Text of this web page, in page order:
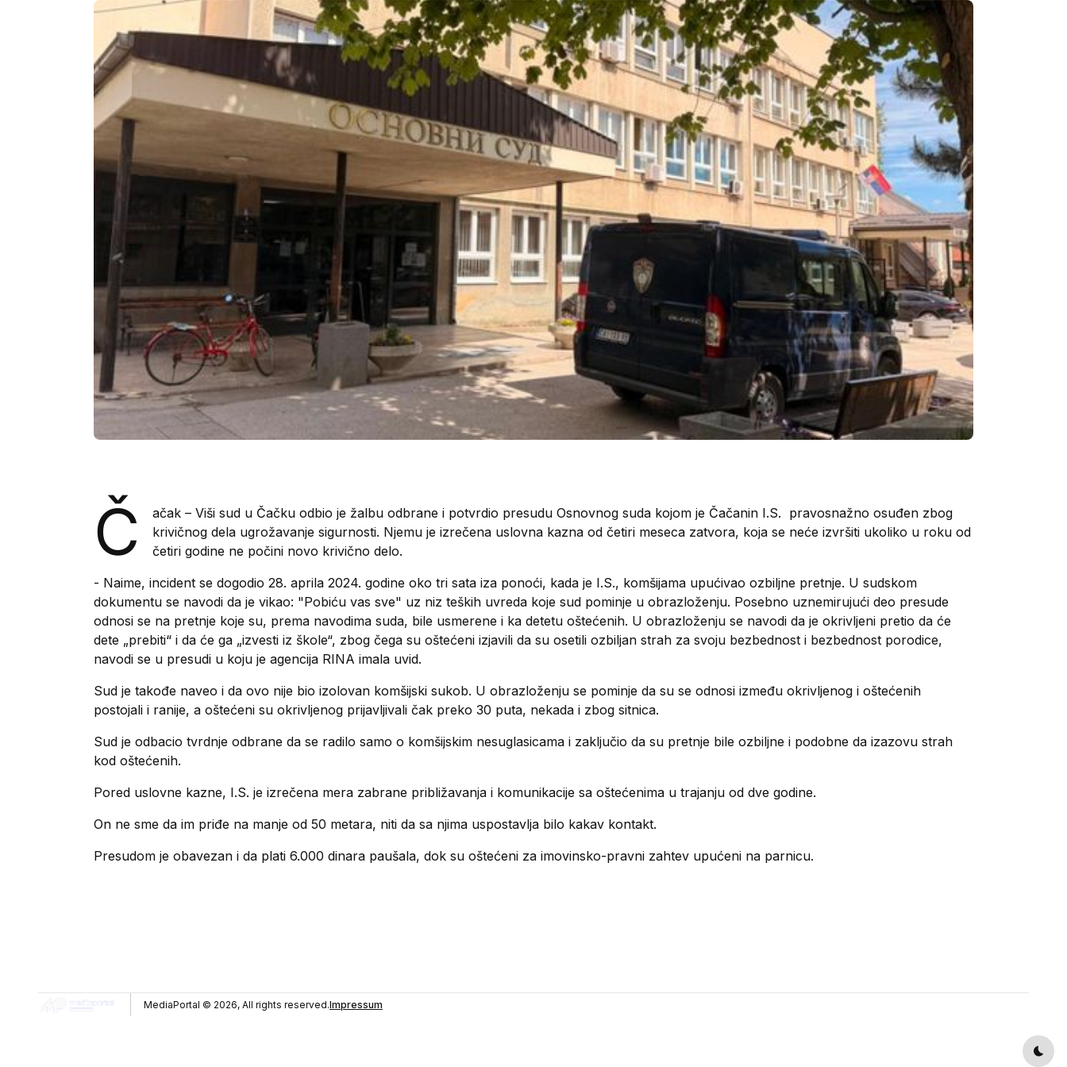
Č
ačak – Viši sud u Čačku odbio je žalbu odbrane i potvrdio presudu Osnovnog suda kojom je Čačanin I.S. pravosnažno osuđen zbog
krivičnog dela ugrožavanje sigurnosti. Njemu je izrečena uslovna kazna od četiri meseca zatvora, koja se neće izvršiti ukoliko u roku od
četiri godine ne počini novo krivično delo.
- Naime, incident se dogodio 28. aprila 2024. godine oko tri sata iza ponoći, kada je I.S., komšijama upućivao ozbiljne pretnje. U sudskom
dokumentu se navodi da je vikao: "Pobiću vas sve" uz niz teških uvreda koje sud pominje u obrazloženju. Posebno uznemirujući deo presude
odnosi se na pretnje koje su, prema navodima suda, bile usmerene i ka detetu oštećenih. U obrazloženju se navodi da je okrivljeni pretio da će
dete „prebiti“ i da će ga „izvesti iz škole“, zbog čega su oštećeni izjavili da su osetili ozbiljan strah za svoju bezbednost i bezbednost porodice,
navodi se u presudi u koju je agencija RINA imala uvid.
Sud je takođe naveo i da ovo nije bio izolovan komšijski sukob. U obrazloženju se pominje da su se odnosi između okrivljenog i oštećenih
postojali i ranije, a oštećeni su okrivljenog prijavljivali čak preko 30 puta, nekada i zbog sitnica.
Sud je odbacio tvrdnje odbrane da se radilo samo o komšijskim nesuglasicama i zaključio da su pretnje bile ozbiljne i podobne da izazovu strah
kod oštećenih.
Pored uslovne kazne, I.S. je izrečena mera zabrane približavanja i komunikacije sa oštećenima u trajanju od dve godine.
On ne sme da im priđe na manje od 50 metara, niti da sa njima uspostavlja bilo kakav kontakt.
Presudom je obavezan i da plati 6.000 dinara paušala, dok su oštećeni za imovinsko-pravni zahtev upućeni na parnicu.
MediaPortal © 2026, All rights reserved.Impressum